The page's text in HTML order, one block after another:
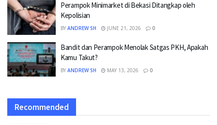
Perampok Minimarket di Bekasi Ditangkap oleh
Kepolisian
BY ANDREW SH JUNE 21, 2026 0
Bandit dan Perampok Menolak Satgas PKH, Apakah
Kamu Takut?
BY ANDREW SH MAY 13, 2026 0
Recommended